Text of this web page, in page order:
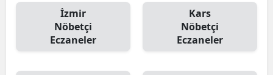
İzmir
Nöbetçi
Eczaneler
Kars
Nöbetçi
Eczaneler